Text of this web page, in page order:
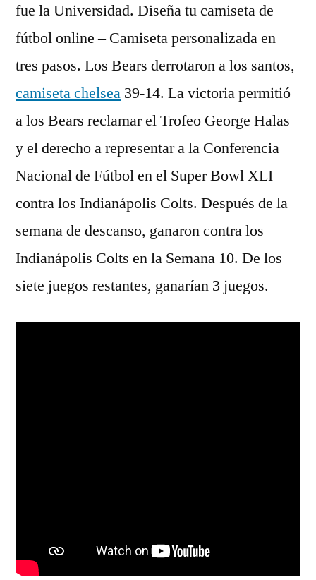
fue la Universidad. Diseña tu camiseta de
fútbol online – Camiseta personalizada en
tres pasos. Los Bears derrotaron a los santos,
camiseta chelsea 39-14. La victoria permitió
a los Bears reclamar el Trofeo George Halas
y el derecho a representar a la Conferencia
Nacional de Fútbol en el Super Bowl XLI
contra los Indianápolis Colts. Después de la
semana de descanso, ganaron contra los
Indianápolis Colts en la Semana 10. De los
siete juegos restantes, ganarían 3 juegos.